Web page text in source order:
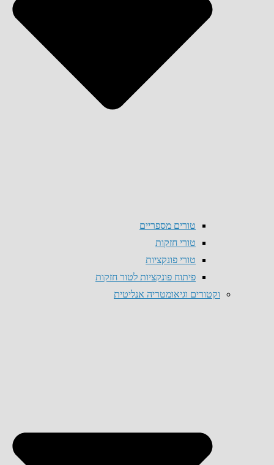
טורים מספריים
טורי חזקות
טורי פונקציות
פיתוח פונקציות לטור חזקות
וקטורים וגיאומטריה אנליטית